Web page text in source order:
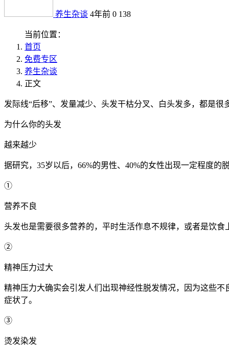
养生杂谈 4年前 0 138
当前位置：
首页
免费专区
养生杂谈
正文
发际线“后移”、发量减少、 头发干枯分叉、白头发多，都是
为什么你的头发
越来越少
据研究，35岁以后，66%的男性、40%的女性出现一定程度的
①
营养不良
头发也是需要很多营养的，平时生活作息不规律，或者是饮
②
精神压力过大
精神压力大确实会引发人们出现神经性脱发情况，因为这些不
症状了。
③
烫发染发